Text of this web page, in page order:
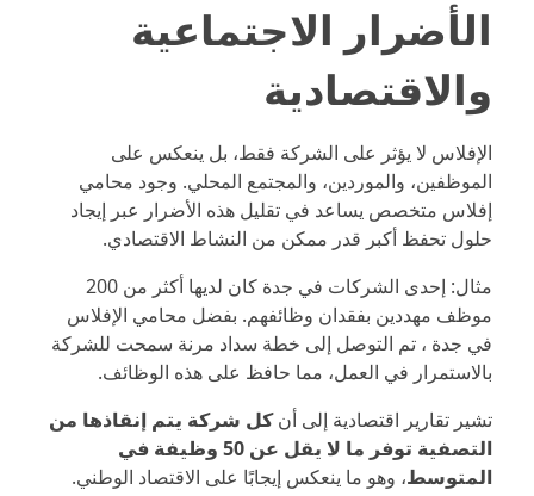
الأضرار الاجتماعية
والاقتصادية
الإفلاس لا يؤثر على الشركة فقط، بل ينعكس على
الموظفين، والموردين، والمجتمع المحلي. وجود محامي
إفلاس متخصص يساعد في تقليل هذه الأضرار عبر إيجاد
حلول تحفظ أكبر قدر ممكن من النشاط الاقتصادي.
مثال: إحدى الشركات في جدة كان لديها أكثر من 200
موظف مهددين بفقدان وظائفهم. بفضل محامي الإفلاس
في جدة ، تم التوصل إلى خطة سداد مرنة سمحت للشركة
بالاستمرار في العمل، مما حافظ على هذه الوظائف.
تشير تقارير اقتصادية إلى أنكل شركة يتم إنقاذها من
التصفية توفر ما لا يقل عن 50 وظيفة في
المتوسط، وهو ما ينعكس إيجابًا على الاقتصاد الوطني.